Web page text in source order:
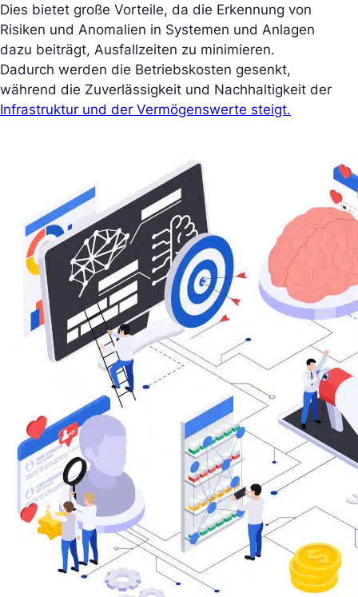
Dies bietet große Vorteile, da die Erkennung von
Risiken und Anomalien in Systemen und Anlagen
dazu beiträgt, Ausfallzeiten zu minimieren.
Dadurch werden die Betriebskosten gesenkt,
während die Zuverlässigkeit und Nachhaltigkeit der
Infrastruktur und der Vermögenswerte steigt.